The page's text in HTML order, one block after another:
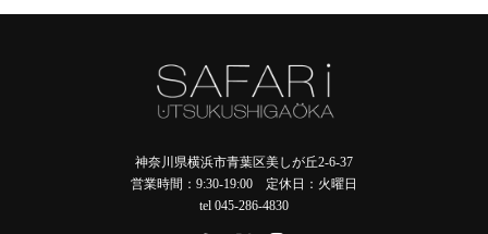
神奈川県横浜市青葉区美しが丘2-6-37
営業時間：9:30-19:00 定休日：火曜日
tel 045-286-4830